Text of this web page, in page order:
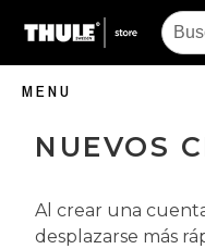
MENU
NUEVOS
Al crear una
desplazarse más